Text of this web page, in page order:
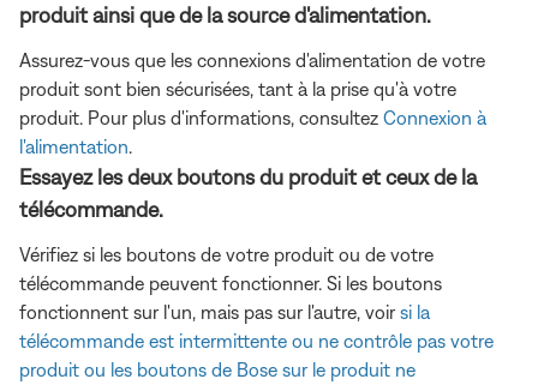
produit ainsi que de la source d'alimentation.
Assurez-vous que les connexions d'alimentation de votre
produit sont bien sécurisées, tant à la prise qu'à votre
produit. Pour plus d'informations, consultez Connexion à
l'alimentation
Essayez les deux boutons du produit et ceux de la
télécommande.
Vérifiez si les boutons de votre produit ou de votre
télécommande peuvent fonctionner. Si les boutons
fonctionnent sur l'un, mais pas sur l'autre, voirsi la
télécommande est intermittente ou ne contrôle pas votre
produit ou les boutons de Bose sur le produit ne